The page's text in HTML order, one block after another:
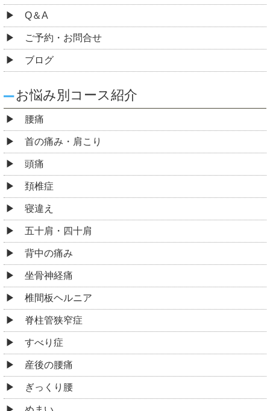
Q＆A
ご予約・お問合せ
ブログ
お悩み別コース紹介
腰痛
首の痛み・肩こり
頭痛
頚椎症
寝違え
五十肩・四十肩
背中の痛み
坐骨神経痛
椎間板ヘルニア
脊柱管狭窄症
すべり症
産後の腰痛
ぎっくり腰